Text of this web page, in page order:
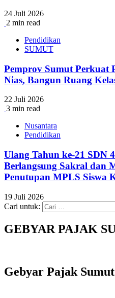
24 Juli 2026
2 min read
Pendidikan
SUMUT
Pemprov Sumut Perkuat
Nias, Bangun Ruang
22 Juli 2026
3 min read
Nusantara
Pendidikan
Ulang Tahun ke-21 SDN
Berlangsung Sakral dan
Penutupan MPLS Siswa
19 Juli 2026
Cari untuk:
GEBYAR PAJAK
Gebyar Pajak